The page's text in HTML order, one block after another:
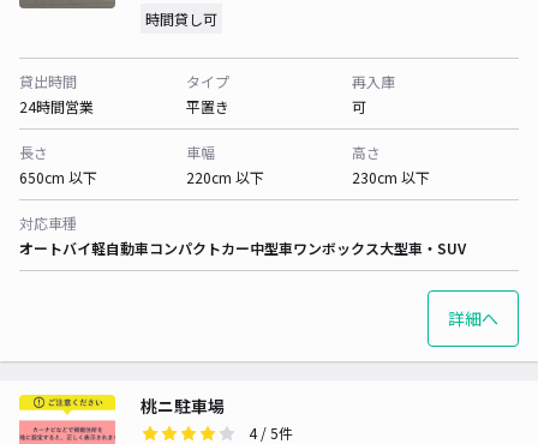
時間貸し可
貸出時間
24時間営業
タイプ
平置き
再入庫
可
長さ
650cm 以下
車幅
220cm 以下
高さ
230cm 以下
対応車種
オートバイ軽自動車コンパクトカー中型車ワンボックス大型車・SUV
詳細へ
桃ニ駐車場
4/ 5件